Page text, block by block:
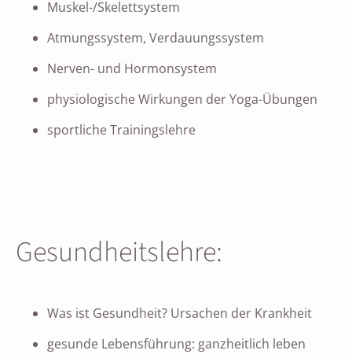
Muskel-/Skelettsystem
Atmungssystem, Verdauungssystem
Nerven- und Hormonsystem
physiologische Wirkungen der Yoga-Übungen
sportliche Trainingslehre
Gesundheitslehre:
Was ist Gesundheit? Ursachen der Krankheit
gesunde Lebensführung: ganzheitlich leben